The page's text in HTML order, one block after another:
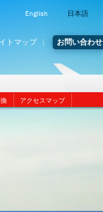
English 日本語
トマップ お問い合わせ
アクセスマップ